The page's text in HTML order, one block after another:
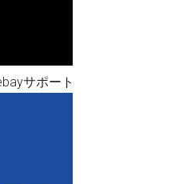
サポート